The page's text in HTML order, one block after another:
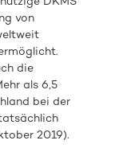
von
die
als 6,5
bei der
2019).